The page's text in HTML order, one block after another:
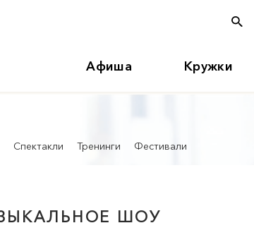
Афиша Кружки
Спектакли Тренинги Фестивали
ШОУ